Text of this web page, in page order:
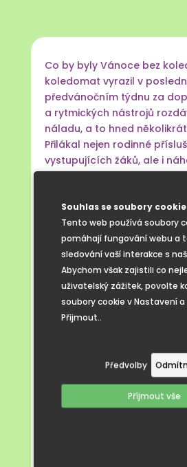
Souhlas se soubory cookie
Tento web používá soubory
pomáhají fungování webu a
sledování vaší interakce s
Abychom však zajistili co
uživatelský zážitek, povolte
soubory cookie v Nastavení a
Přijmout..
Předvolby
Příjmout vše
Co by byly Vánoce bez
koledomat vyrazil v
předvánočním týdnu za
a rytmických nástrojů
náladu, a to hned
Přilákal nejen rodinné
vystupujících žáků, ale i
kolemjdoucí. Kdo jste si
známé vánoční písně v
žáků.
Věříme, že posluchačům
nejen dětské hlásky, ale i
které žáci rozdávali.